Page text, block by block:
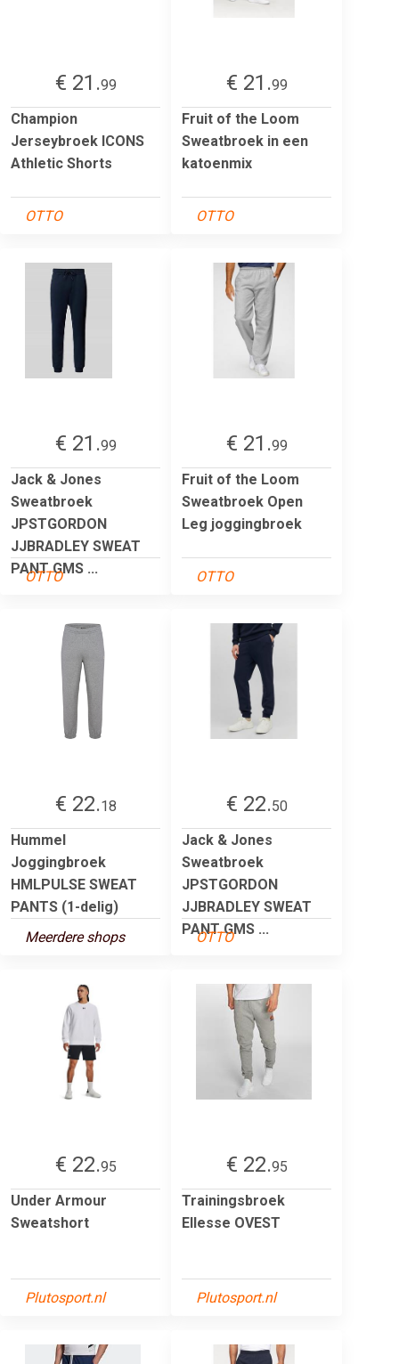
€ 21.99
Champion
Jerseybroek ICONS
Athletic Shorts
OTTO
€ 21.99
Fruit of the Loom
Sweatbroek in een
katoenmix
OTTO
€ 21.99
Jack & Jones
Sweatbroek
JPSTGORDON
JJBRADLEY SWEAT
PANT GMS ...
OTTO
€ 21.99
Fruit of the Loom
Sweatbroek Open
Leg joggingbroek
OTTO
€ 22.18
Hummel
Joggingbroek
HMLPULSE SWEAT
PANTS (1-delig)
Meerdere shops
€ 22.50
Jack & Jones
Sweatbroek
JPSTGORDON
JJBRADLEY SWEAT
PANT GMS ...
OTTO
€ 22.95
Under Armour
Sweatshort
Plutosport.nl
€ 22.95
Trainingsbroek
Ellesse OVEST
Plutosport.nl